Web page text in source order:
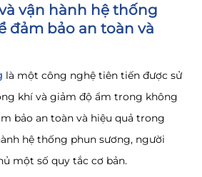
vận hành hệ thống
đảm bảo an toàn và
là một công nghệ tiên tiến được sử
khí và giảm độ ẩm trong không
bảo an toàn và hiệu quả trong
hệ thống phun sương, người
một số quy tắc cơ bản.